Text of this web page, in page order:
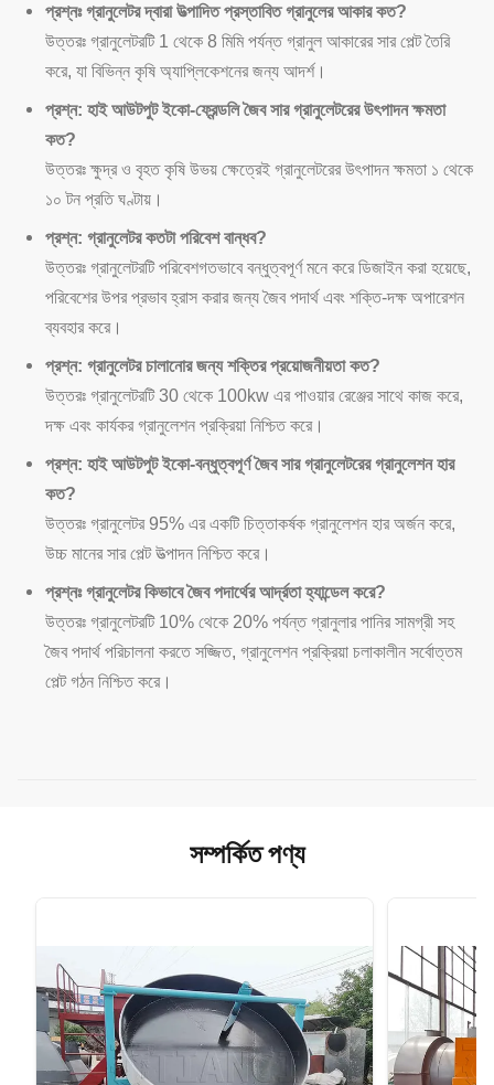
প্রশ্নঃ গ্রানুলেটর দ্বারা উত্পাদিত প্রস্তাবিত গ্রানুলের আকার কত?
উত্তরঃ গ্রানুলেটরটি 1 থেকে 8 মিমি পর্যন্ত গ্রানুল আকারের সার পেল্ট তৈরি
করে, যা বিভিন্ন কৃষি অ্যাপ্লিকেশনের জন্য আদর্শ।
প্রশ্ন: হাই আউটপুট ইকো-ফ্রেন্ডলি জৈব সার গ্রানুলেটরের উৎপাদন ক্ষমতা
কত?
উত্তরঃ ক্ষুদ্র ও বৃহত কৃষি উভয় ক্ষেত্রেই গ্রানুলেটরের উৎপাদন ক্ষমতা ১ থেকে
১০ টন প্রতি ঘণ্টায়।
প্রশ্ন: গ্রানুলেটর কতটা পরিবেশ বান্ধব?
উত্তরঃ গ্রানুলেটরটি পরিবেশগতভাবে বন্ধুত্বপূর্ণ মনে করে ডিজাইন করা হয়েছে,
পরিবেশের উপর প্রভাব হ্রাস করার জন্য জৈব পদার্থ এবং শক্তি-দক্ষ অপারেশন
ব্যবহার করে।
প্রশ্ন: গ্রানুলেটর চালানোর জন্য শক্তির প্রয়োজনীয়তা কত?
উত্তরঃ গ্রানুলেটরটি 30 থেকে 100kw এর পাওয়ার রেঞ্জের সাথে কাজ করে,
দক্ষ এবং কার্যকর গ্রানুলেশন প্রক্রিয়া নিশ্চিত করে।
প্রশ্ন: হাই আউটপুট ইকো-বন্ধুত্বপূর্ণ জৈব সার গ্রানুলেটরের গ্রানুলেশন হার
কত?
উত্তরঃ গ্রানুলেটর 95% এর একটি চিত্তাকর্ষক গ্রানুলেশন হার অর্জন করে,
উচ্চ মানের সার পেল্ট উত্পাদন নিশ্চিত করে।
প্রশ্নঃ গ্রানুলেটর কিভাবে জৈব পদার্থের আর্দ্রতা হ্যান্ডেল করে?
উত্তরঃ গ্রানুলেটরটি 10% থেকে 20% পর্যন্ত গ্রানুলার পানির সামগ্রী সহ
জৈব পদার্থ পরিচালনা করতে সজ্জিত, গ্রানুলেশন প্রক্রিয়া চলাকালীন সর্বোত্তম
পেল্ট গঠন নিশ্চিত করে।
সম্পর্কিত পণ্য